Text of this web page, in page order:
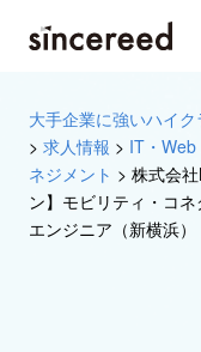
大手企業に強いハイ
> 求人情報 > IT・
ネジメント > 株式会
ン】モビリティ・コ
エンジニア（新横浜）